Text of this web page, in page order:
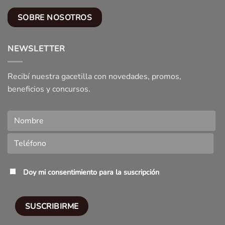
SOBRE NOSOTROS
NEWSLETTER
Recibí nuestra gacetilla con novedades, promos,
beneficios y concursos.
Doy mi consentimiento para la suscripción